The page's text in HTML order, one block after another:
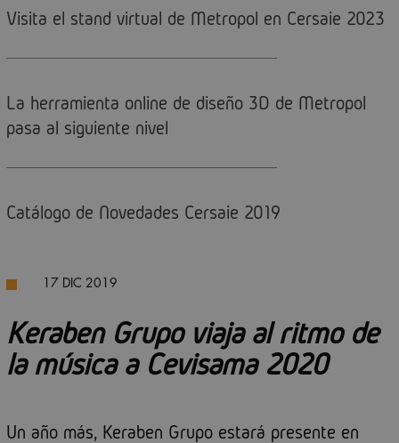
Visita el stand virtual de Metropol en Cersaie 2023
La herramienta online de diseño 3D de Metropol
pasa al siguiente nivel
Catálogo de Novedades Cersaie 2019
17 DIC 2019
Keraben Grupo viaja al ritmo de
la música a Cevisama 2020
Un año más, Keraben Grupo estará presente en